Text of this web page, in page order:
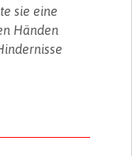
sie eine
Händen